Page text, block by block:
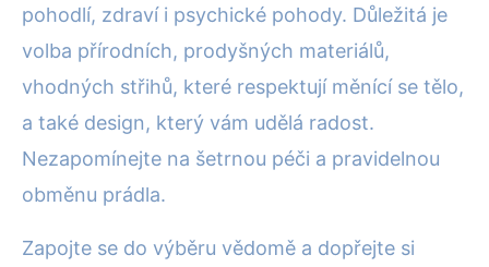
pohodlí, zdraví i psychické pohody. Důležitá je
volba přírodních, prodyšných materiálů,
vhodných střihů, které respektují měnící se tělo,
a také design, který vám udělá radost.
Nezapomínejte na šetrnou péči a pravidelnou
obměnu prádla.
Zapojte se do výběru vědomě a dopřejte si